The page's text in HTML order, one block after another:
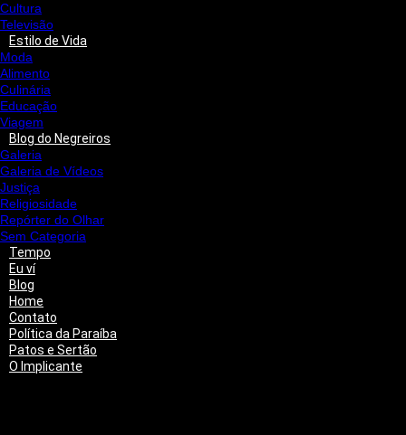
Cultura
Televisão
Estilo de Vida
Moda
Alimento
Culinária
Educação
Viagem
Blog do Negreiros
Galeria
Galeria de Vídeos
Justiça
Religiosidade
Repórter do Olhar
Sem Categoria
Tempo
Eu ví
Blog
Home
Contato
Política da Paraíba
Patos e Sertão
O Implicante